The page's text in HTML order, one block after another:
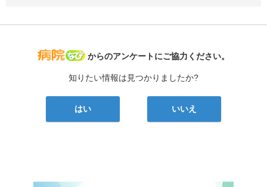
病院なび
からのアンケートにご協力ください。
知りたい情報は見つかりましたか?
はい いいえ